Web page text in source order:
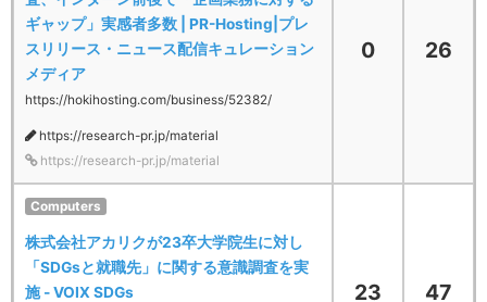
ギャップ」実感者多数 | PR-Hosting|プレ
スリリース・ニュース配信キュレーション
メディア
https://hokihosting.com/business/52382/
https://research-pr.jp/material
https://research-pr.jp/material
0 26
Computers
株式会社アカリクが23卒大学院生に対し
「SDGsと就職先」に関する意識調査を実
施 - VOIX SDGs
23 47